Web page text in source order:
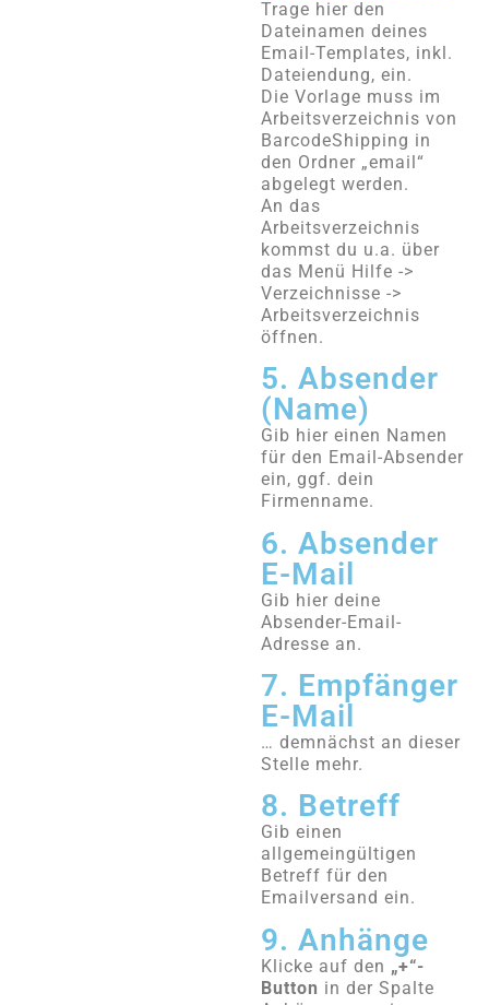
Trage hier den
Dateinamen deines
Email-Templates, inkl.
Dateiendung, ein.
Die Vorlage muss im
Arbeitsverzeichnis von
BarcodeShipping in
den Ordner „email“
abgelegt werden.
An das
Arbeitsverzeichnis
kommst du u.a. über
das Menü Hilfe ->
Verzeichnisse ->
Arbeitsverzeichnis
öffnen.
5. Absender
(Name)
Gib hier einen Namen
für den Email-Absender
ein, ggf. dein
Firmenname.
6. Absender
E-Mail
Gib hier deine
Absender-Email-
Adresse an.
7. Empfänger
E-Mail
… demnächst an dieser
Stelle mehr.
8. Betreff
Gib einen
allgemeingültigen
Betreff für den
Emailversand ein.
9. Anhänge
Klicke auf den „+“-
Button in der Spalte